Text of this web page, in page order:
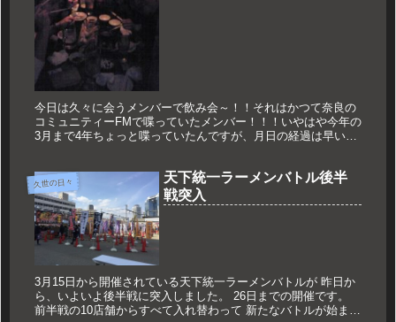
今日は久々に会うメンバーで飲み会～！！それはかつて奈良の
コミュニティーFMで喋っていたメンバー！！！いやはや今年の
3月まで4年ちょっと喋っていたんですが、月日の経過は早いも
久世の日々
天下統一ラーメンバトル後半
戦突入
3月15日から開催されている天下統一ラーメンバトルが 昨日か
ら、いよいよ後半戦に突入しました。 26日までの開催です。
前半戦の10店舗からすべて入れ替わって 新たなバトルが始まり